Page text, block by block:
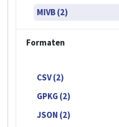
MIVB (2)
Formaten
CSV (2)
GPKG (2)
JSON (2)